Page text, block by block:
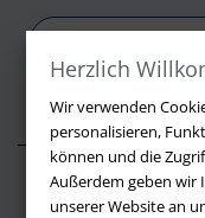
Herzlich
Wir verwenden
personalisieren,
können und die
Außerdem geben
unserer Website an
Über